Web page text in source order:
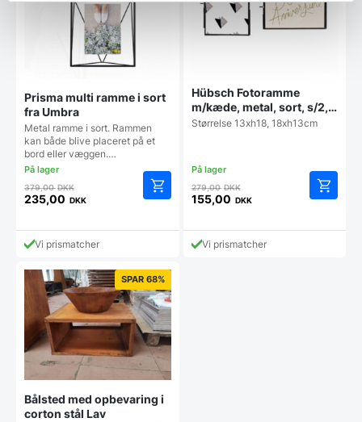
Prisma multi ramme i sort
fra Umbra
Metal ramme i sort. Rammen
kan både blive placeret på et
bord eller væggen.…
379,00DKKDen
oprindelige
var:
379,00 DKK.
235,00 DKK
aktuelle
pris
235,00 DKK.
Vi prismatcher
Hübsch Fotoramme
m/kæde, metal, sort, s/2,
u/foto
Størrelse 13xh18, 18xh13cm
279,00DKKDen
oprindelige
var:
279,00 DKK.
155,00 DKK
aktuelle
prisVi prismatcher
SPAR 68%
Bålsted med opbevaring i
corton stål Lav